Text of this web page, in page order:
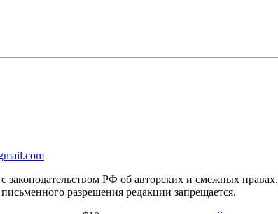
законодательством РФ об авторских и смежных правах.
разрешения редакции запрещается.